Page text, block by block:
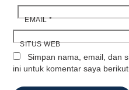
EMAIL*
SITUS WEB
Simpan nama, email, dan
ini untuk komentar saya